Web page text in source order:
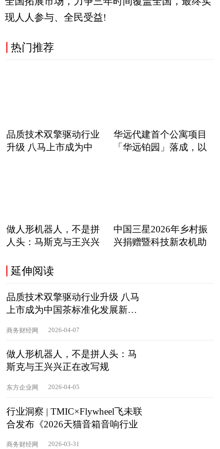
现人人参与、全民受益!
热门推荐
品质技术双擎驱动行业
升级 八马上市成为中
华远代建首个公寓项目
「华远铂园」落成，以
做人形机器人，不是拼
人头：马斯克与王兴兴
中国三星2026年乡村振
兴捐赠暨科技新农机助
延伸阅读
品质技术双擎驱动行业升级 八马
上市成为中国茶标准化发展新起
商务财经网 2026-04-07
做人形机器人，不是拼人头：马
斯克与王兴兴正在改写规
东方企业网 2026-04-05
行业洞察 | TMIC×Flywheel飞未联
合发布《2026天猫音箱音响行业
商务财经网 2026-03-31